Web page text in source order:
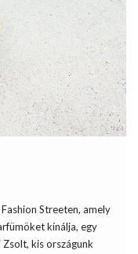
Streeten, amely
kínálja, egy
kis országunk